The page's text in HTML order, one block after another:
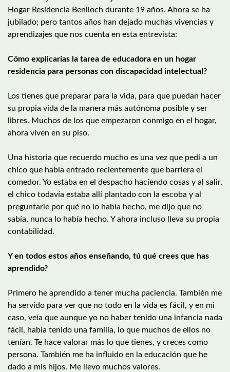
Hogar Residencia Benlloch durante 19 años. Ahora se ha
jubilado; pero tantos años han dejado muchas vivencias y
aprendizajes que nos cuenta en esta entrevista:
Cómo explicarías la tarea de educadora en un hogar
residencia para personas con discapacidad intelectual?
Los tienes que preparar para la vida, para que puedan hacer
su propia vida de la manera más autónoma posible y ser
libres. Muchos de los que empezaron conmigo en el hogar,
ahora viven en su piso.
Una historia que recuerdo mucho es una vez que pedí a un
chico que había entrado recientemente que barriera el
comedor. Yo estaba en el despacho haciendo cosas y al salir,
el chico todavía estaba allí plantado con la escoba y al
preguntarle por qué no lo había hecho, me dijo que no
sabía, nunca lo había hecho. Y ahora incluso lleva su propia
contabilidad.
Y en todos estos años enseñando, tú qué crees que has
aprendido?
Primero he aprendido a tener mucha paciencia. También me
ha servido para ver que no todo en la vida es fácil, y en mi
caso, veía que aunque yo no haber tenido una infancia nada
fácil, había tenido una familia, lo que muchos de ellos no
tenían. Te hace valorar más lo que tienes, y creces como
persona. También me ha influido en la educación que he
dado a mis hijos. Me llevo muchos valores.